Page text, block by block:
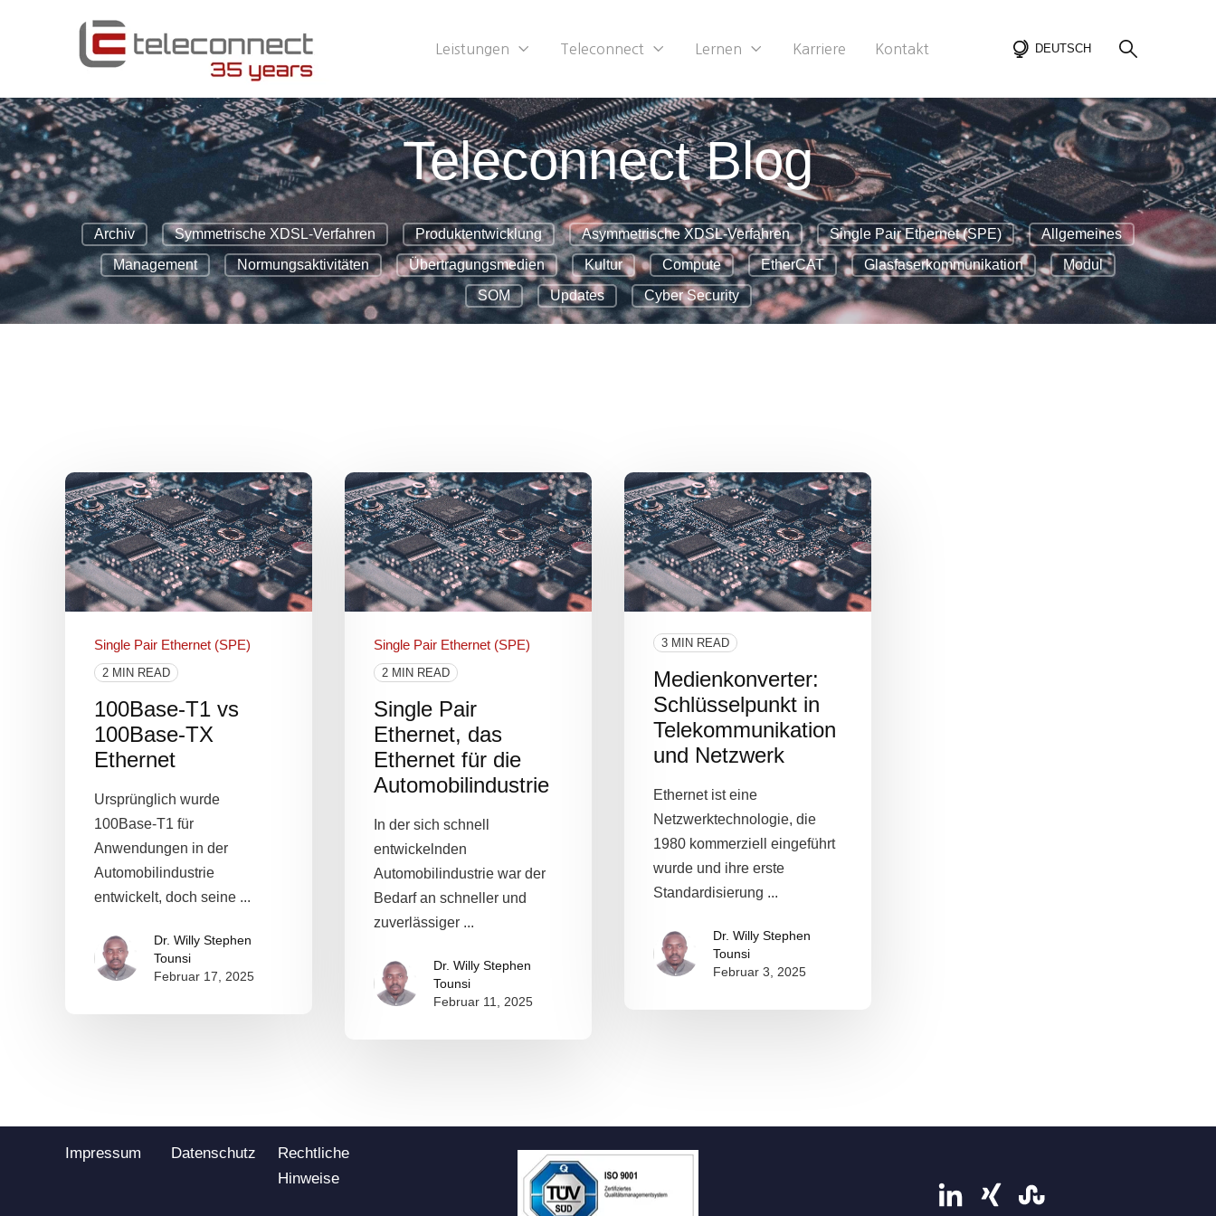
Leistungen Teleconnect Lernen Karriere Kontakt DEUTSCH
Teleconnect Blog
Archiv Symmetrische XDSL-Verfahren Produktentwicklung Asymmetrische XDSL-Verfahren Single Pair Ethernet (SPE)
Allgemeines
Management
Normungsaktivitäten Übertragungsmedien Kultur Compute EtherCAT Glasfaserkommunikation
Modul
SOM
Updates Cyber Security
Single Pair Ethernet (SPE)
2 MIN READ
100Base-T1 vs
100Base-TX
Ethernet
Ursprünglich wurde
100Base-T1 für
Anwendungen in der
Automobilindustrie
entwickelt, doch seine ...
Dr. Willy Stephen
Tounsi
Februar 17, 2025
Single Pair Ethernet (SPE)
2 MIN READ
Single Pair
Ethernet, das
Ethernet für die
Automobilindustrie
In der sich schnell
entwickelnden
Automobilindustrie war der
Bedarf an schneller und
zuverlässiger ...
Dr. Willy Stephen
Tounsi
Februar 11, 2025
3 MIN READ
Medienkonverter:
Schlüsselpunkt in
Telekommunikation
und Netzwerk
Ethernet ist eine
Netzwerktechnologie, die
1980 kommerziell eingeführt
wurde und ihre erste
Standardisierung ...
Dr. Willy Stephen
Tounsi
Februar 3, 2025
Impressum Datenschutz
Rechtliche
Hinweise